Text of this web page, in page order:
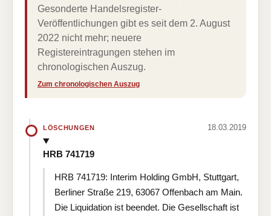
Gesonderte Handelsregister-
Veröffentlichungen gibt es seit dem 2. August
2022 nicht mehr; neuere
Registereintragungen stehen im
chronologischen Auszug.
Zum chronologischen Auszug
LÖSCHUNGEN 18.03.2019
HRB 741719
HRB 741719: Interim Holding GmbH, Stuttgart,
Berliner Straße 219, 63067 Offenbach am Main.
Die Liquidation ist beendet. Die Gesellschaft ist